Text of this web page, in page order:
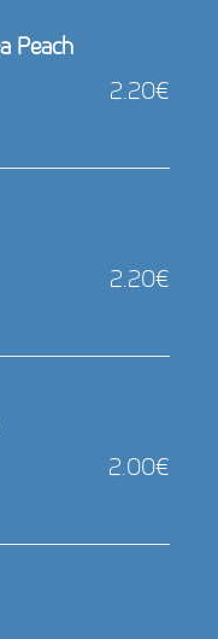
Peach
2.20€
2.20€
2.00€